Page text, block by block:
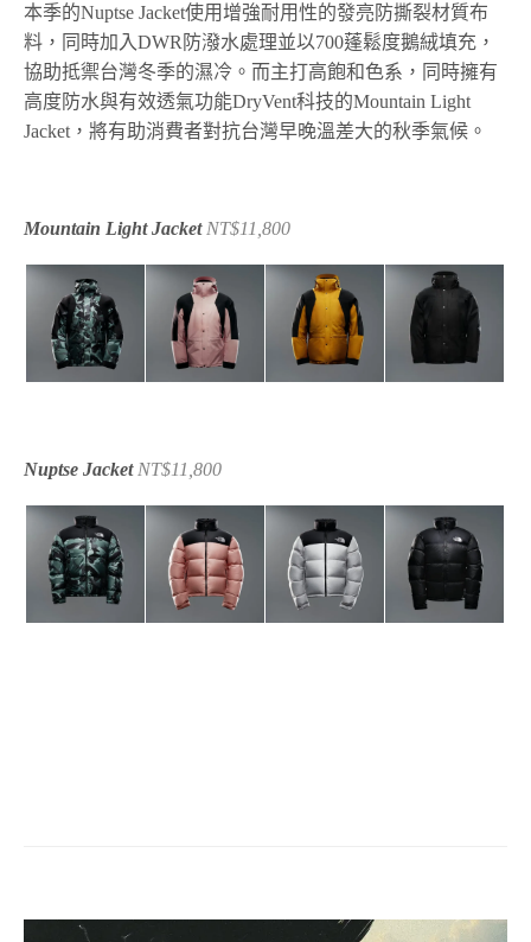
本季的Nuptse Jacket使用增強耐用性的發亮防撕裂材質布
料，同時加入DWR防潑水處理並以700蓬鬆度鵝絨填充，
協助抵禦台灣冬季的濕冷。而主打高飽和色系，同時擁有
高度防水與有效透氣功能DryVent科技的Mountain Light
Jacket，將有助消費者對抗台灣早晚溫差大的秋季氣候。
Mountain Light Jacket NT$11,800
Nuptse Jacket NT$11,800